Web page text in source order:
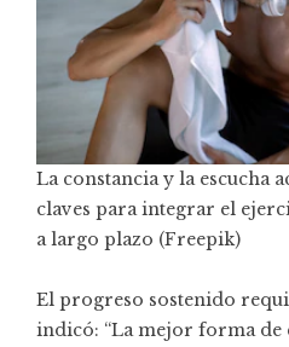
La constancia y la escucha
claves para integrar el
a largo plazo (Freepik)
El progreso sostenido
indicó: “La mejor forma de